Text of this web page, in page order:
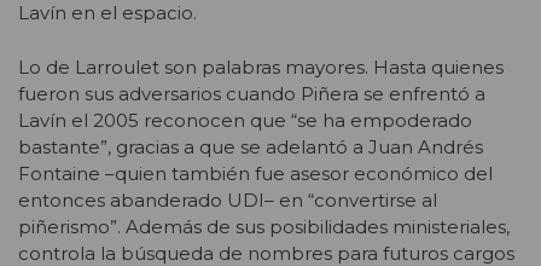
Lavín en el espacio.
Lo de Larroulet son palabras mayores. Hasta quienes
fueron sus adversarios cuando Piñera se enfrentó a
Lavín el 2005 reconocen que “se ha empoderado
bastante”, gracias a que se adelantó a Juan Andrés
Fontaine –quien también fue asesor económico del
entonces abanderado UDI– en “convertirse al
piñerismo”. Además de sus posibilidades ministeriales,
controla la búsqueda de nombres para futuros cargos